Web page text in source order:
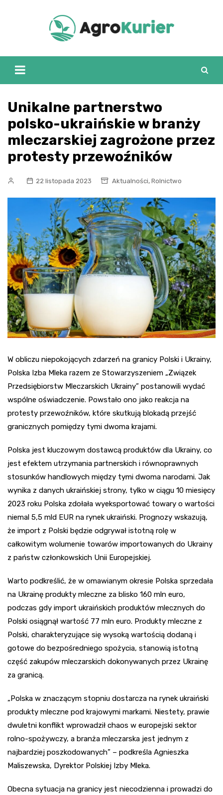
Unikalne partnerstwo
polsko-ukraińskie w branży
mleczarskiej zagrożone przez
protesty przewoźników
22 listopada 2023 Aktualności, Rolnictwo
W obliczu niepokojących zdarzeń na granicy Polski i Ukrainy,
Polska Izba Mleka razem ze Stowarzyszeniem „Związek
Przedsiębiorstw Mleczarskich Ukrainy” postanowili wydać
wspólne oświadczenie. Powstało ono jako reakcja na
protesty przewoźników, które skutkują blokadą przejść
granicznych pomiędzy tymi dwoma krajami.
Polska jest kluczowym dostawcą produktów dla Ukrainy, co
jest efektem utrzymania partnerskich i równoprawnych
stosunków handlowych między tymi dwoma narodami. Jak
wynika z danych ukraińskiej strony, tylko w ciągu 10 miesięcy
2023 roku Polska zdołała wyeksportować towary o wartości
niemal 5,5 mld EUR na rynek ukraiński. Prognozy wskazują,
że import z Polski będzie odgrywał istotną rolę w
całkowitym wolumenie towarów importowanych do Ukrainy
z państw członkowskich Unii Europejskiej.
Warto podkreślić, że w omawianym okresie Polska sprzedała
na Ukrainę produkty mleczne za blisko 160 mln euro,
podczas gdy import ukraińskich produktów mlecznych do
Polski osiągnął wartość 77 mln euro. Produkty mleczne z
Polski, charakteryzujące się wysoką wartością dodaną i
gotowe do bezpośredniego spożycia, stanowią istotną
część zakupów mleczarskich dokonywanych przez Ukrainę
za granicą.
„Polska w znaczącym stopniu dostarcza na rynek ukraiński
produkty mleczne pod krajowymi markami. Niestety, prawie
dwuletni konflikt wprowadził chaos w europejski sektor
rolno-spożywczy, a branża mleczarska jest jednym z
najbardziej poszkodowanych” – podkreśla Agnieszka
Maliszewska, Dyrektor Polskiej Izby Mleka.
Obecna sytuacja na granicy jest niecodzienna i prowadzi do